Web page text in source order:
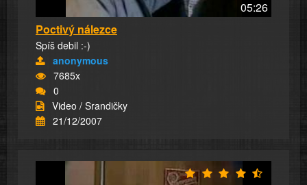
05:26
Poctivý nálezce
Spíš debil :-)
anonymous
7685x
0
Video / Srandičky
21/12/2007